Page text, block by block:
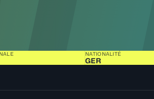
NATIONALITÉ
GER